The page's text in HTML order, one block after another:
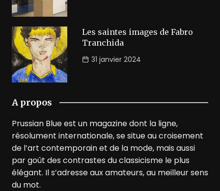
Les saintes images de Fabro
Tranchida
31 janvier 2024
A propos
Prussian Blue est un magazine dont la ligne,
résolument internationale, se situe au croisement
de l’art contemporain et de la mode, mais aussi
par goût des contrastes du classicisme le plus
élégant. Il s’adresse aux amateurs, au meilleur sens
du mot.